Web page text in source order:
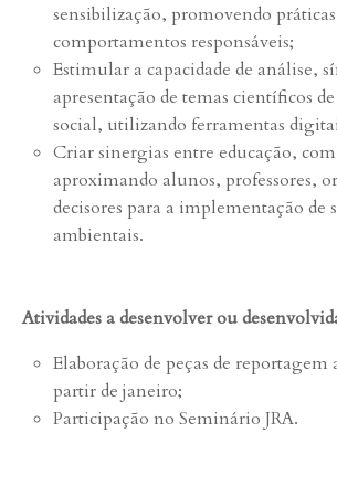
sensibilização, promovendo
comportamentos responsáveis;
Estimular a capacidade de análise,
apresentação de temas científicos
social, utilizando ferramentas
Criar sinergias entre educação,
aproximando alunos, professores,
decisores para a implementação de
ambientais.
Atividades a desenvolver ou
Elaboração de peças de reportagem
partir de janeiro;
Participação no Seminário JRA.